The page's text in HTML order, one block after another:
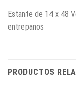
Estante de 14 x 48
entrepanos
PRODUCTOS